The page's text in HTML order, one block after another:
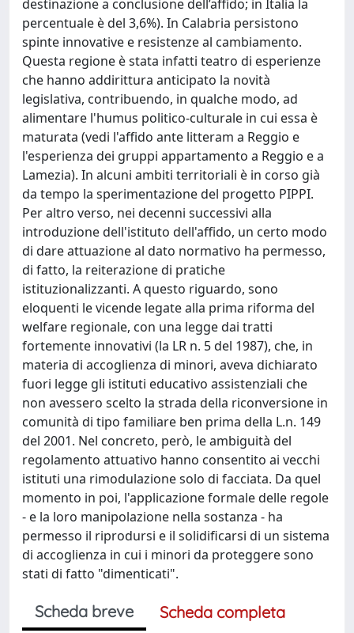
destinazione a conclusione dell’affido; in Italia la
percentuale è del 3,6%). In Calabria persistono
spinte innovative e resistenze al cambiamento.
Questa regione è stata infatti teatro di esperienze
che hanno addirittura anticipato la novità
legislativa, contribuendo, in qualche modo, ad
alimentare l'humus politico-culturale in cui essa è
maturata (vedi l'affido ante litteram a Reggio e
l'esperienza dei gruppi appartamento a Reggio e a
Lamezia). In alcuni ambiti territoriali è in corso già
da tempo la sperimentazione del progetto PIPPI.
Per altro verso, nei decenni successivi alla
introduzione dell'istituto dell'affido, un certo modo
di dare attuazione al dato normativo ha permesso,
di fatto, la reiterazione di pratiche
istituzionalizzanti. A questo riguardo, sono
eloquenti le vicende legate alla prima riforma del
welfare regionale, con una legge dai tratti
fortemente innovativi (la LR n. 5 del 1987), che, in
materia di accoglienza di minori, aveva dichiarato
fuori legge gli istituti educativo assistenziali che
non avessero scelto la strada della riconversione in
comunità di tipo familiare ben prima della L.n. 149
del 2001. Nel concreto, però, le ambiguità del
regolamento attuativo hanno consentito ai vecchi
istituti una rimodulazione solo di facciata. Da quel
momento in poi, l'applicazione formale delle regole
- e la loro manipolazione nella sostanza - ha
permesso il riprodursi e il solidificarsi di un sistema
di accoglienza in cui i minori da proteggere sono
stati di fatto "dimenticati".
Scheda breve
Scheda completa